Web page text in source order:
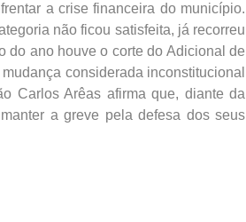
a crise financeira do município.
não ficou satisfeita, já recorreu
do ano houve o corte do Adicional de
considerada inconstitucional
Carlos Arêas afirma que, diante da
a greve pela defesa dos seus